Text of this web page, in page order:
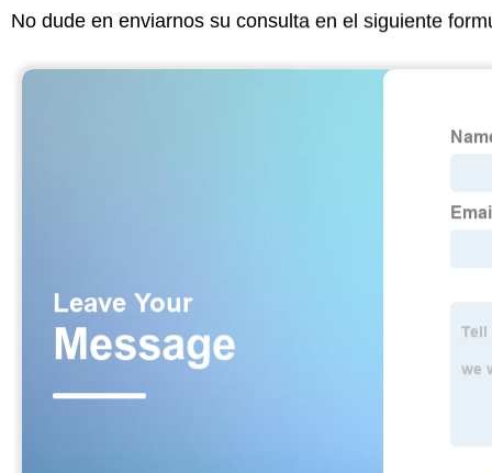
No dude en enviarnos su consulta en el siguiente